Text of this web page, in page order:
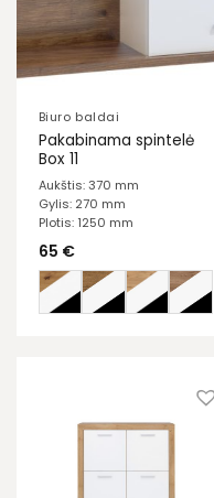
Biuro baldai
Pakabinama spintelė
Box 11
Aukštis: 370 mm
Gylis: 270 mm
Plotis: 1250 mm
65 €